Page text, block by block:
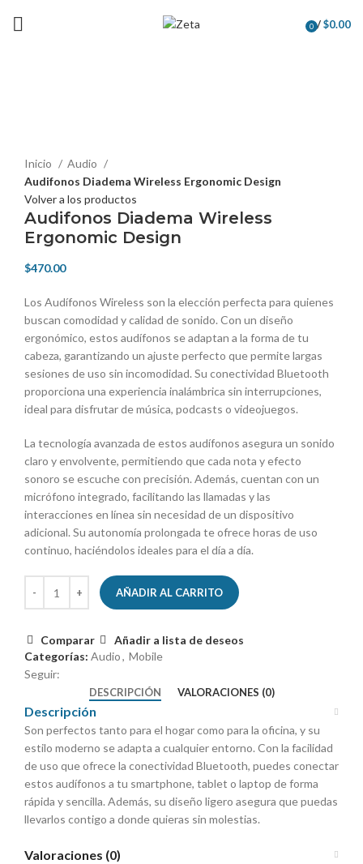
0 /$0.00
Inicio
Audio
Audifonos Diadema Wireless Ergonomic Design
Volver a los productos
Audifonos Diadema Wireless
Ergonomic Design
$470.00
Los Audífonos Wireless son la elección perfecta para quienes
buscan comodidad y calidad de sonido. Con un diseño
ergonómico, estos audífonos se adaptan a la forma de tu
cabeza, garantizando un ajuste perfecto que permite largas
sesiones de uso sin incomodidad. Su conectividad Bluetooth
proporciona una experiencia inalámbrica sin interrupciones,
ideal para disfrutar de música, podcasts o videojuegos.
La tecnología avanzada de estos audífonos asegura un sonido
claro y envolvente, permitiendo que cada nota y efecto
sonoro se escuche con precisión. Además, cuentan con un
micrófono integrado, facilitando las llamadas y las
interacciones en línea sin necesidad de un dispositivo
adicional. Su autonomía prolongada te ofrece horas de uso
continuo, haciéndolos ideales para el día a día.
AÑADIR AL CARRITO
Comparar
Añadir a lista de deseos
Categorías: Audio, Mobile
Seguir:
DESCRIPCIÓN VALORACIONES (0)
Descripción
Son perfectos tanto para el hogar como para la oficina, y su
estilo moderno se adapta a cualquier entorno. Con la facilidad
de uso que ofrece la conectividad Bluetooth, puedes conectar
estos audífonos a tu smartphone, tablet o laptop de forma
rápida y sencilla. Además, su diseño ligero asegura que puedas
llevarlos contigo a donde quieras sin molestias.
Valoraciones (0)
Envío gratis en pedidos mayores a $499 en todo el país